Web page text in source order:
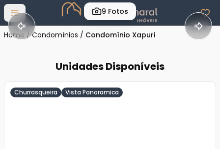
Abrir menu
9 Fotos
Home / Condomínios / Condomínio Xapuri
Unidades Disponíveis
Churrasqueira Vista Panoramica